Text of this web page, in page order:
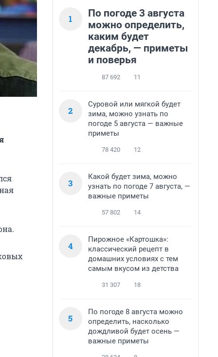
1
По погоде 3 августа
можно определить,
каким будет
декабрь, — приметы
и поверья
87 692 11
2
Суровой или мягкой будет
зима, можно узнать по
погоде 5 августа — важные
приметы
78 420 12
3
Какой будет зима, можно
узнать по погоде 7 августа, —
важные приметы
57 802 14
4
Пирожное «Картошка»:
классический рецепт в
домашних условиях с тем
самым вкусом из детства
31 307 18
5
По погоде 8 августа можно
определить, насколько
дождливой будет осень —
важные приметы